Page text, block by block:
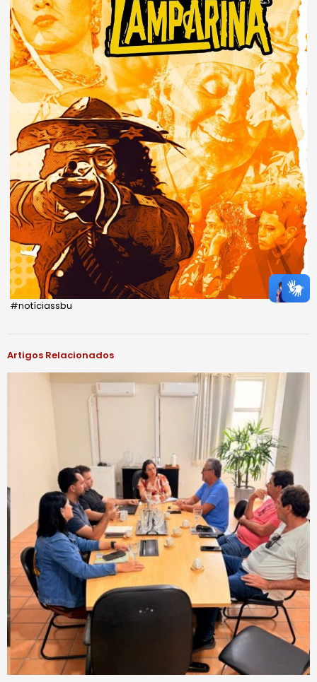
#notíciassbu
Artigos Relacionados